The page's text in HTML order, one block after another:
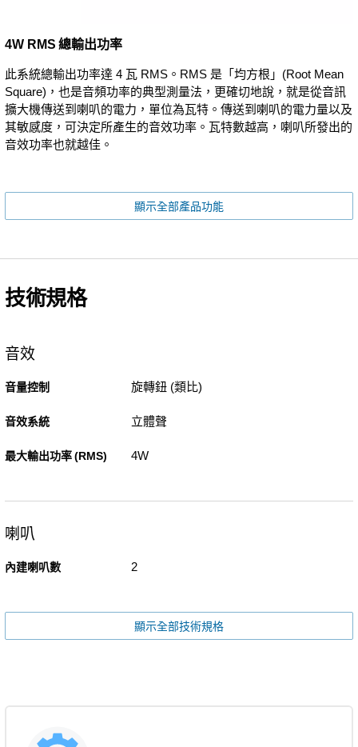
4W RMS 總輸出功率
此系統總輸出功率達 4 瓦 RMS。RMS 是「均方根」(Root Mean
Square)，也是音頻功率的典型測量法，更確切地說，就是從音訊
擴大機傳送到喇叭的電力，單位為瓦特。傳送到喇叭的電力量以及
其敏感度，可決定所產生的音效功率。瓦特數越高，喇叭所發出的
音效功率也就越佳。
顯示全部產品功能
技術規格
音效
音量控制 旋轉鈕 (類比)
音效系統 立體聲
最大輸出功率 (RMS) 4W
喇叭
內建喇叭數 2
顯示全部技術規格